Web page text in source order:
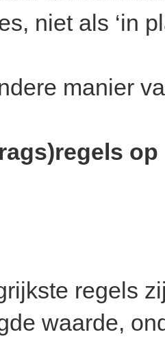
niet als ‘in
manier
regels
waarde,